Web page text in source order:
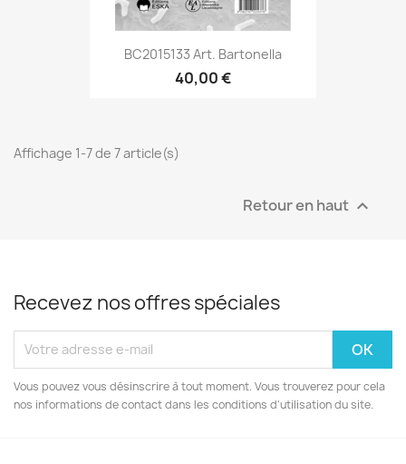
BC2015133 Art. Bartonella
40,00 €
Affichage 1-7 de 7 article(s)
Retour en haut 
Recevez nos offres spéciales
Vous pouvez vous désinscrire à tout moment. Vous trouverez pour cela
nos informations de contact dans les conditions d'utilisation du site.